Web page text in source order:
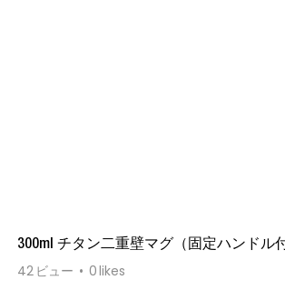
300ml チタン二重壁マグ（固定ハンドル
42 ビュー 0likes